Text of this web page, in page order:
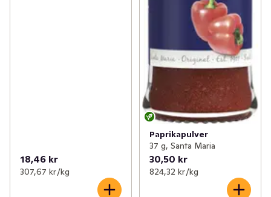
18,46 kr
307,67 kr /kg
Paprikapulver
37 g, Santa Maria
30,50 kr
824,32 kr /kg